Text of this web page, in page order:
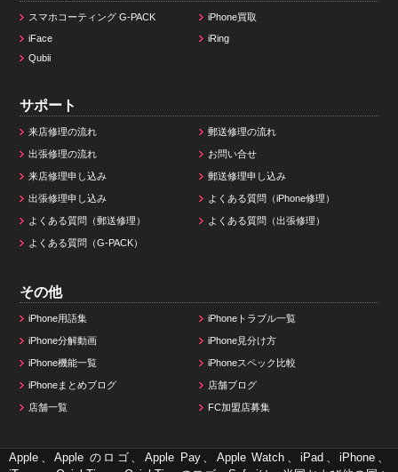
スマホコーティング G-PACK
iPhone買取
iFace
iRing
Qubii
サポート
来店修理の流れ 郵送修理の流れ
出張修理の流れ お問い合せ
来店修理申し込み 郵送修理申し込み
出張修理申し込み よくある質問（iPhone修理）
よくある質問（郵送修理） よくある質問（出張修理）
よくある質問（G-PACK）
その他
iPhone用語集 iPhoneトラブル一覧
iPhone分解動画 iPhone見分け方
iPhone機能一覧 iPhoneスペック比較
iPhoneまとめブログ 店舗ブログ
店舗一覧 FC加盟店募集
Apple、Apple のロゴ、Apple Pay、Apple Watch、iPad、iPhone、